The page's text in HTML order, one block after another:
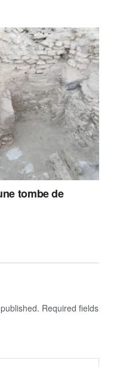
tombe de
Required fields